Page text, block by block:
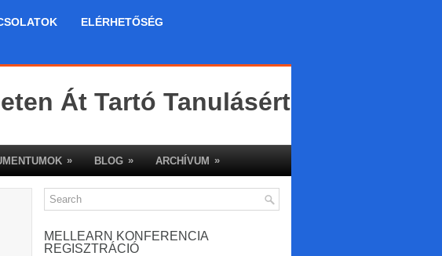
ELÉRHETŐSÉG
Át Tartó Tanulásért
» BLOG » ARCHÍVUM »
MELLEARN KONFERENCIA
REGISZTRÁCIÓ